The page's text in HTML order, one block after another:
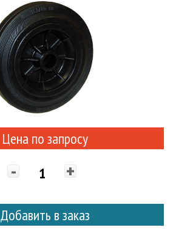
Цена по запросу
- +
Добавить в заказ